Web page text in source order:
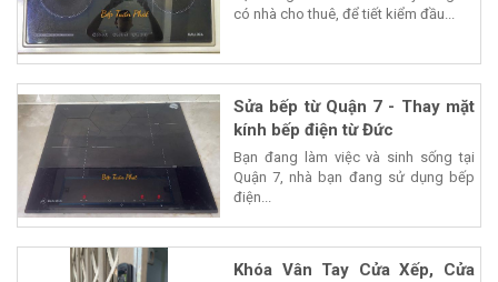
có nhà cho thuê, để tiết kiểm đầu...
Sửa bếp từ Quận 7 - Thay mặt
kính bếp điện từ Đức
Bạn đang làm việc và sinh sống tại
Quận 7, nhà bạn đang sử dụng bếp
điện...
Khóa Vân Tay Cửa Xếp, Cửa